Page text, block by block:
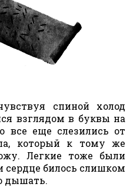
спиной холод
взглядом в буквы на
все еще слезились от
который к тому же
Легкие тоже были
сердце билось слишком
дышать.